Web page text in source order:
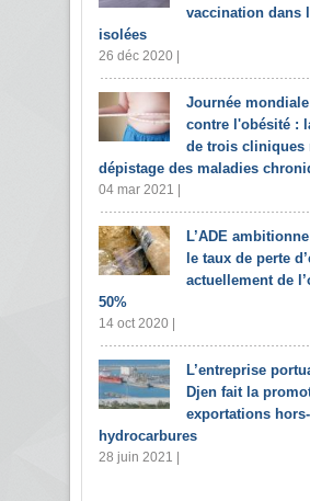
vaccination dans
isolées
26 déc 2020 |
Journée
contre l'obésité :
de trois cliniques
dépistage des maladies
04 mar 2021 |
L’ADE
le taux de perte
actuellement de
50%
14 oct 2020 |
L’entreprise
Djen fait la
exportations hors-
hydrocarbures
28 juin 2021 |